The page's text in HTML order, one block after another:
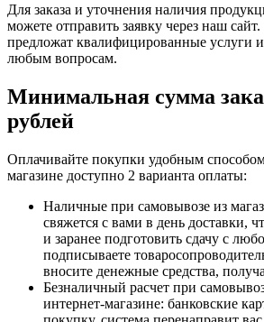
Для заказа и уточнения наличия
можете отправить заявку через наш
предложат квалифицированные услуги
любым вопросам.
Минимальная сумма
рублей
Оплачивайте покупки удобным
магазине доступно 2 варианта оплаты:
Наличные при самовывозе из
свяжется с вами в день доставки,
и заранее подготовить сдачу с
подписываете
вносите денежные средства,
Безналичный расчет при
интернет-магазине: банковские